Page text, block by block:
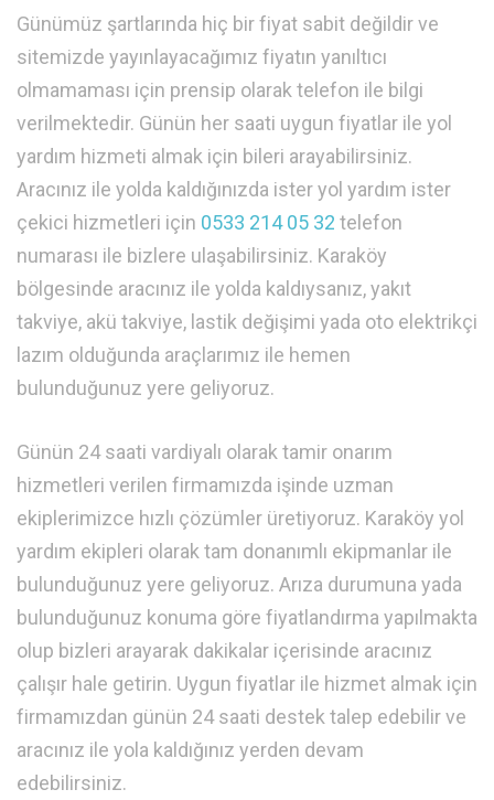
Günümüz şartlarında hiç bir fiyat sabit değildir ve
sitemizde yayınlayacağımız fiyatın yanıltıcı
olmamaması için prensip olarak telefon ile bilgi
verilmektedir. Günün her saati uygun fiyatlar ile yol
yardım hizmeti almak için bileri arayabilirsiniz.
Aracınız ile yolda kaldığınızda ister yol yardım ister
çekici hizmetleri için 0533 214 05 32 telefon
numarası ile bizlere ulaşabilirsiniz. Karaköy
bölgesinde aracınız ile yolda kaldıysanız, yakıt
takviye, akü takviye, lastik değişimi yada oto elektrikçi
lazım olduğunda araçlarımız ile hemen
bulunduğunuz yere geliyoruz.
Günün 24 saati vardiyalı olarak tamir onarım
hizmetleri verilen firmamızda işinde uzman
ekiplerimizce hızlı çözümler üretiyoruz. Karaköy yol
yardım ekipleri olarak tam donanımlı ekipmanlar ile
bulunduğunuz yere geliyoruz. Arıza durumuna yada
bulunduğunuz konuma göre fiyatlandırma yapılmakta
olup bizleri arayarak dakikalar içerisinde aracınız
çalışır hale getirin. Uygun fiyatlar ile hizmet almak için
firmamızdan günün 24 saati destek talep edebilir ve
aracınız ile yola kaldığınız yerden devam
edebilirsiniz.